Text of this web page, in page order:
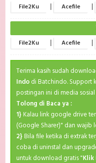
File2Ku | Acefile |
File2Ku | Acefile |
Terima kasih sudah
Indodi Batchindo. Support
postingan ini di media
Tolong di Baca ya :
1} Kalau link google drive
(Google Sharer)" dan wajib
2} Bila file ketika di extrak
coba di uninstal dan
untuk download gratis "Klik